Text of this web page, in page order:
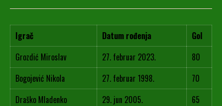
Igrač Datum rođenja
Gol
Grozdić Miroslav
27. februar 2023.
80
Bogojević Nikola
27. februar 1998.
70
Draško Mladenko
29. jun 2005.
65